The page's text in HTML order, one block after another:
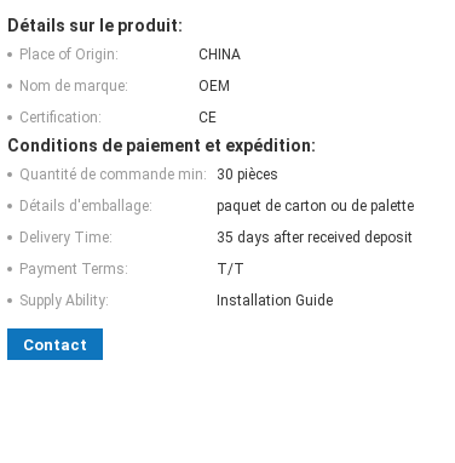
Détails sur le produit:
Place of Origin:
CHINA
Nom de marque:
OEM
Certification:
CE
Conditions de paiement et expédition:
Quantité de commande min:
30 pièces
Détails d'emballage:
paquet de carton ou de palette
Delivery Time:
35 days after received deposit
Payment Terms:
T/T
Supply Ability:
Installation Guide
Contact